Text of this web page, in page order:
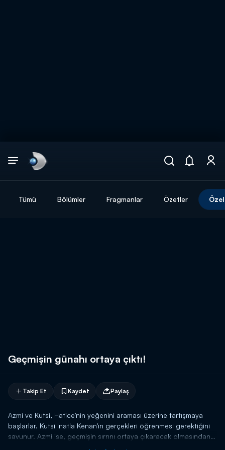
Tümü Bölümler Fragmanlar Özetler
Geçmişin günahı ortaya çıktı!
Takip Et Kaydet Paylaş
Azmi ve Kutsi, Hatice'nin yeğenini araması üzerine tartışmaya
başlarlar. Kutsi inatla Kenan'ın gerçekleri öğrenmesi gerektiğini
savunur. Azmi ise, geçmişin sırrını ortaya çıkaracak olmasından